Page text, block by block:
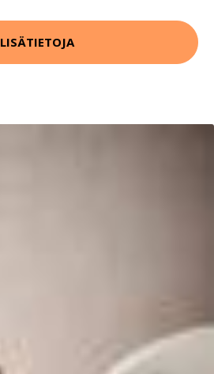
LISÄTIETOJA